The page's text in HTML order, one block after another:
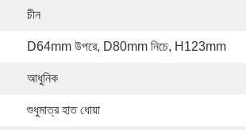
চীন
D64mm উপরে, D80mm নিচে, H123mm
আধুনিক
শুধুমাত্র হাত ধোয়া